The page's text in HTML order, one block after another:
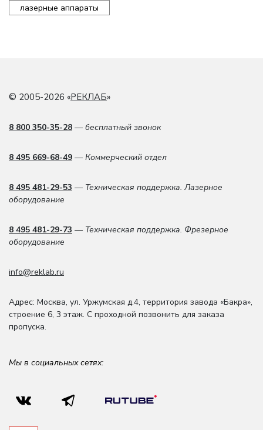
лазерные аппараты
© 2005-2026 «РЕКЛАБ»
8 800 350-35-28 — бесплатный звонок
8 495 669-68-49 — Коммерческий отдел
8 495 481-29-53 — Техническая поддержка. Лазерное
оборудование
8 495 481-29-73 — Техническая поддержка. Фрезерное
оборудование
info@reklab.ru
Адрес: Москва, ул. Уржумская д.4, территория завода «Бакра»,
строение 6, 3 этаж. С проходной позвонить для заказа
пропуска.
Мы в социальных сетях: